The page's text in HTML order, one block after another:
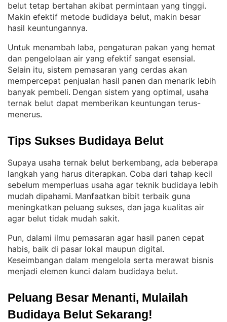
belut tetap bertahan akibat permintaan yang tinggi
Makin efektif metode budidaya belut, makin besar
hasil keuntungannya.
Untuk menambah laba, pengaturan pakan yang hemat
dan pengelolaan air yang efektif sangat esensial
Selain itu, sistem pemasaran yang cerdas akan
mempercepat penjualan hasil panen dan menarik lebih
banyak pembeli. Dengan sistem yang optimal, usaha
ternak belut dapat memberikan keuntungan terus-
menerus.
Tips Sukses Budidaya Belut
Supaya usaha ternak belut berkembang, ada beberapa
langkah yang harus diterapkan. Coba dari tahap kecil
sebelum memperluas usaha agar teknik budidaya lebih
mudah dipahami. Manfaatkan bibit terbaik guna
meningkatkan peluang sukses, dan jaga kualitas air
agar belut tidak mudah sakit.
Pun, dalami ilmu pemasaran agar hasil panen cepat
habis, baik di pasar lokal maupun digital
Keseimbangan dalam mengelola serta merawat bisnis
menjadi elemen kunci dalam budidaya belut.
Peluang Besar Menanti, Mulailah
Budidaya Belut Sekarang!